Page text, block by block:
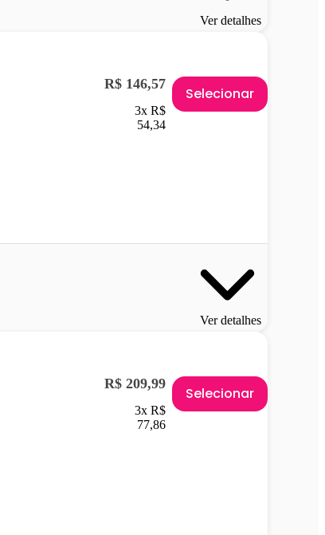
Ver detalhes
R$ 146,57
3x R$
54,34
Selecionar
Ver detalhes
R$ 209,99
3x R$
77,86
Selecionar